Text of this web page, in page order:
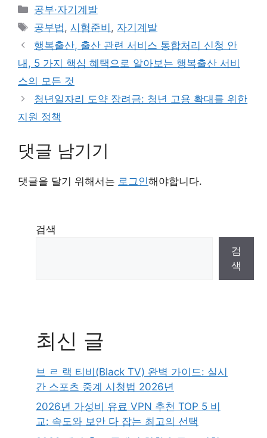
카
테
고
리
공부·자기계발
태
그
공부법 ,시험준비 , 자기계발
행복출산, 출산 관련 서비스 통합처리 신청 안
내, 5 가지 핵심 혜택으로 알아보는 행복출산 서비
스의 모든 것
청년일자리 도약 장려금: 청년 고용 확대를 위한
지원 정책
댓글 남기기
댓글을 달기 위해서는 로그인해야합니다.
검색
검
색
최신 글
브 ㄹ 랙 티비(Black TV) 완벽 가이드: 실시
간 스포츠 중계 시청법 2026년
2026년 가성비 유료 VPN 추천 TOP 5 비
교: 속도와 보안 다 잡는 최고의 선택